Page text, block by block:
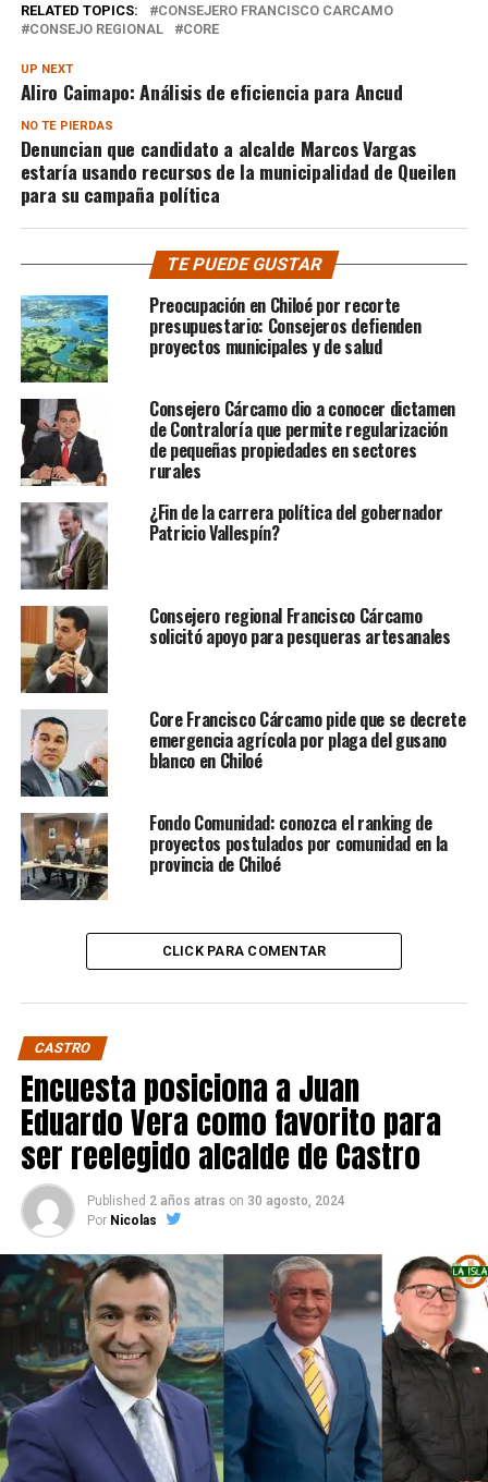
RELATED TOPICS:
CONSEJERO FRANCISCO CARCAMO
CONSEJO REGIONAL
CORE
UP NEXT
Aliro Caimapo: Análisis de eficiencia para Ancud
NO TE PIERDAS
Denuncian que candidato a alcalde Marcos Vargas
estaría usando recursos de la municipalidad de Queilen
para su campaña política
TE PUEDE GUSTAR
Preocupación en Chiloé por recorte
presupuestario: Consejeros defienden
proyectos municipales y de salud
Consejero Cárcamo dio a conocer dictamen
de Contraloría que permite regularización
de pequeñas propiedades en sectores
rurales
¿Fin de la carrera política del gobernador
Patricio Vallespín?
Consejero regional Francisco Cárcamo
solicitó apoyo para pesqueras artesanales
Core Francisco Cárcamo pide que se decrete
emergencia agrícola por plaga del gusano
blanco en Chiloé
Fondo Comunidad: conozca el ranking de
proyectos postulados por comunidad en la
provincia de Chiloé
CLICK PARA COMENTAR
CASTRO
Encuesta posiciona a Juan
Eduardo Vera como favorito para
ser reelegido alcalde de Castro
Published 2 años atras on 30 agosto, 2024
Por Nicolas